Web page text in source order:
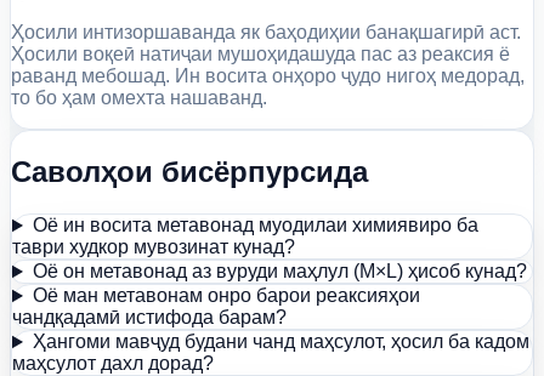
Ҳосили интизоршаванда як баҳодиҳии банақшагирӣ аст.
Ҳосили воқеӣ натиҷаи мушоҳидашуда пас аз реаксия ё
раванд мебошад. Ин восита онҳоро ҷудо нигоҳ медорад,
то бо ҳам омехта нашаванд.
Саволҳои бисёрпурсида
Оё ин восита метавонад муодилаи химиявиро ба
таври худкор мувозинат кунад?
Оё он метавонад аз вуруди маҳлул (M×L) ҳисоб кунад?
Оё ман метавонам онро барои реаксияҳои
чандқадамӣ истифода барам?
Ҳангоми мавҷуд будани чанд маҳсулот, ҳосил ба кадом
маҳсулот дахл дорад?